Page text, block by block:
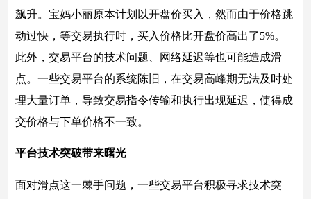
飙升。宝妈小丽原本计划以开盘价买入，然而由于价格跳
动过快，等交易执行时，买入价格比开盘价高出了5%。
此外，交易平台的技术问题、网络延迟等也可能造成滑
点。一些交易平台的系统陈旧，在交易高峰期无法及时处
理大量订单，导致交易指令传输和执行出现延迟，使得成
交价格与下单价格不一致。
平台技术突破带来曙光
面对滑点这一棘手问题，一些交易平台积极寻求技术突